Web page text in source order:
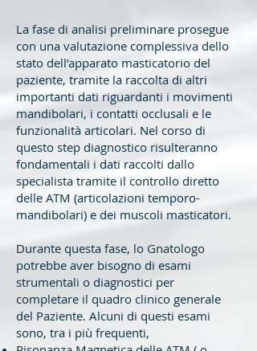
La fase di analisi preliminare prosegue
con una valutazione complessiva dello
stato dell’apparato masticatorio del
paziente, tramite la raccolta di altri
importanti dati riguardanti i movimenti
mandibolari, i contatti occlusali e le
funzionalità articolari. Nel corso di
questo step diagnostico risulteranno
fondamentali i dati raccolti dallo
specialista tramite il controllo diretto
delle ATM (articolazioni temporo-
mandibolari) e dei muscoli masticatori.
Durante questa fase, lo Gnatologo
potrebbe aver bisogno di esami
strumentali o diagnostici per
completare il quadro clinico generale
del Paziente. Alcuni di questi esami
sono, tra i più frequenti,